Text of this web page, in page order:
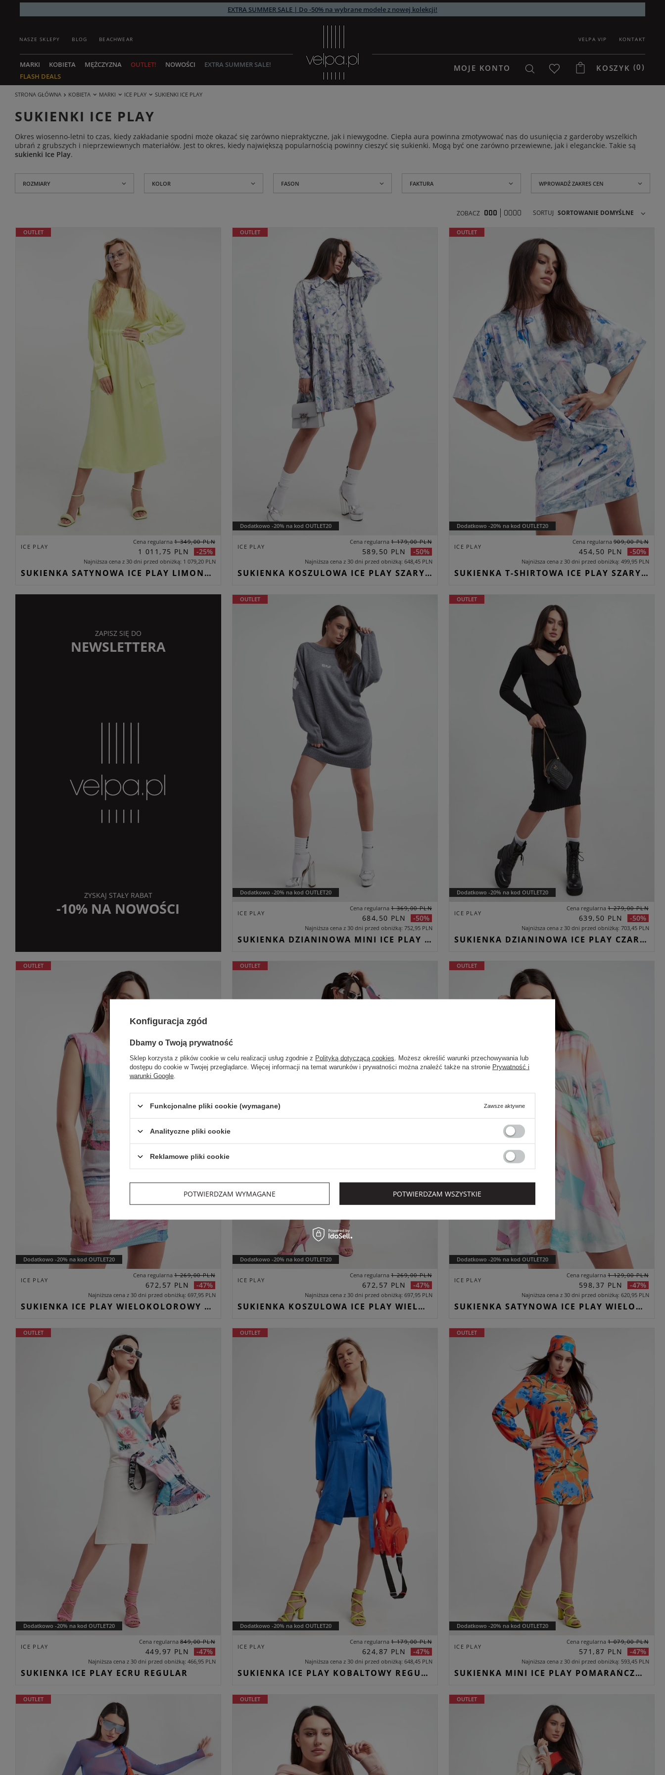
EXTRA SUMMER SALE | Do -50% na wybrane modele z nowej kolekcji!
NASZE SKLEPY BLOG BEACHWEAR KONTAKT
VELPA VIP
MARKI KOBIETA MĘŻCZYZNA OUTLET! NOWOŚCI
EXTRA SUMMER SALE!
FLASH DEALS
MOJE KONTO KOSZYK (0)
STRONA GŁÓWNA KOBIETA MARKI ICE PLAY SUKIENKI ICE PLAY
SUKIENKI ICE PLAY
Okres wiosenno-letni to czas, kiedy zakładanie spodni może okazać się zarówno niepraktyczne, jak i niewygodne. Ciepła aura powinna zmotywować nas do usunięcia z garderoby wszelkich
ubrań z grubszych i nieprzewiewnych materiałów. Jest to okres, kiedy największą popularnością powinny cieszyć się sukienki. Mogą być one zarówno przewiewne, jak i eleganckie. Takie są
sukienki Ice Play.
ROZMIARY KOLOR FASON FAKTURA WPROWADŹ ZAKRES CEN
ZOBACZ SORTUJ SORTOWANIE DOMYŚLNE
OUTLET
ICE PLAY
Cena regularna 1 349,00 PLN
1 011,75 PLN -25%
Najniższa cena z 30 dni przed obniżką 1 079,20 PLN
SUKIENKA SATYNOWA ICE PLAY LIMONKOWY RELAXED
Dodatkowo -20% na kod OUTLET20
OUTLET
ICE PLAY
Cena regularna 1 179,00 PLN
589,50 PLN -50%
Najniższa cena z 30 dni przed obniżką 648,45 PLN
SUKIENKA KOSZULOWA ICE PLAY SZARY RELAXED
Dodatkowo -20% na kod OUTLET20
OUTLET
ICE PLAY
Cena regularna 909,00 PLN
454,50 PLN -50%
Najniższa cena z 30 dni przed obniżką 499,95 PLN
SUKIENKA T-SHIRTOWA ICE PLAY SZARY OVERSIZE
ZAPISZ SIĘ DO
NEWSLETTERA
ZYSKAJ STAŁY RABAT
-10% NA NOWOŚCI
Dodatkowo -20% na kod OUTLET20
OUTLET
ICE PLAY
Cena regularna 1 369,00 PLN
684,50 PLN -50%
Najniższa cena z 30 dni przed obniżką 752,95 PLN
SUKIENKA DZIANINOWA MINI ICE PLAY SZARY RELAXED
Dodatkowo -20% na kod OUTLET20
OUTLET
ICE PLAY
Cena regularna 1 279,00 PLN
639,50 PLN -50%
Najniższa cena z 30 dni przed obniżką 703,45 PLN
SUKIENKA DZIANINOWA ICE PLAY CZARNY SLIM
Dodatkowo -20% na kod OUTLET20
OUTLET
ICE PLAY
Cena regularna 1 269,00 PLN
672,57 PLN -47%
Najniższa cena z 30 dni przed obniżką 697,95 PLN
SUKIENKA ICE PLAY WIELOKOLOROWY REGULAR
Dodatkowo -20% na kod OUTLET20
OUTLET
ICE PLAY
Cena regularna 1 269,00 PLN
672,57 PLN -47%
Najniższa cena z 30 dni przed obniżką 697,95 PLN
SUKIENKA KOSZULOWA ICE PLAY WIELOKOLOROWY REGULAR
Dodatkowo -20% na kod OUTLET20
OUTLET
ICE PLAY
Cena regularna 1 129,00 PLN
598,37 PLN -47%
Najniższa cena z 30 dni przed obniżką 620,95 PLN
SUKIENKA SATYNOWA ICE PLAY WIELOKOLOROWY REGULAR
Dodatkowo -20% na kod OUTLET20
OUTLET
ICE PLAY
Cena regularna 849,00 PLN
449,97 PLN -47%
Najniższa cena z 30 dni przed obniżką 466,95 PLN
SUKIENKA ICE PLAY ECRU REGULAR
Dodatkowo -20% na kod OUTLET20
OUTLET
ICE PLAY
Cena regularna 1 179,00 PLN
624,87 PLN -47%
Najniższa cena z 30 dni przed obniżką 648,45 PLN
SUKIENKA ICE PLAY KOBALTOWY REGULAR
Dodatkowo -20% na kod OUTLET20
OUTLET
ICE PLAY
Cena regularna 1 079,00 PLN
571,87 PLN -47%
Najniższa cena z 30 dni przed obniżką 593,45 PLN
SUKIENKA MINI ICE PLAY POMARAŃCZOWY REGULAR
OUTLET OUTLET OUTLET
Konfiguracja zgód
Dbamy o Twoją prywatność
Sklep korzysta z plików cookie w celu realizacji usług zgodnie z Polityką dotyczącą cookies . Możesz określić warunki przechowywania lub
dostępu do cookie w Twojej przeglądarce. Więcej informacji na temat warunków i prywatności można znaleźć także na stronie Prywatność i
warunki Google
Funkcjonalne pliki cookie (wymagane) Zawsze aktywne
Analityczne pliki cookie
Reklamowe pliki cookie
POTWIERDZAM WYMAGANE POTWIERDZAM WSZYSTKIE